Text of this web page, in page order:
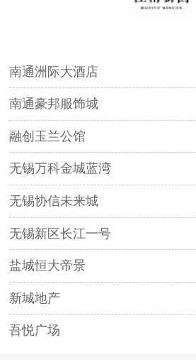
南通洲际大酒店
南通豪邦服饰城
融创玉兰公馆
无锡万科金城蓝湾
无锡协信未来城
无锡新区长江一号
盐城恒大帝景
新城地产
吾悦广场